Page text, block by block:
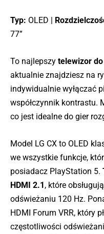
Typ: OLED |
77”
To najlepszy telewizor do
aktualnie znajdziesz na
indywidualnie wyłączać
współczynnik kontrastu.
co jest idealne do gier
Model LG CX to OLED
we wszystkie funkcje,
posiadacz PlayStation 5.
HDMI 2.1, które
odświeżaniu 120 Hz.
HDMI Forum VRR, który
częstotliwości